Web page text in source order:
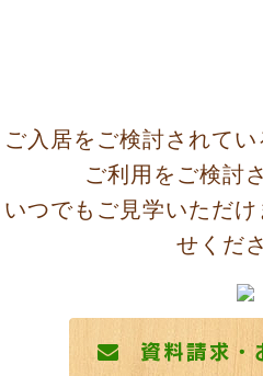
ご入居をご検討されて
ご利用をご検討
いつでもご見学いただ
せくだ